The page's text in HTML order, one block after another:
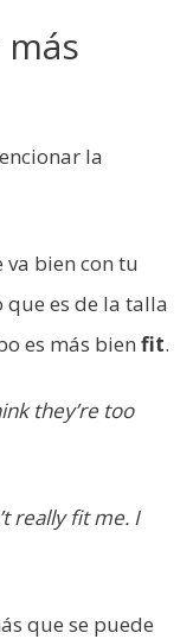
la
bien con tu
es de la talla
es más bien fit.
they’re too
really fit me. I
que se puede